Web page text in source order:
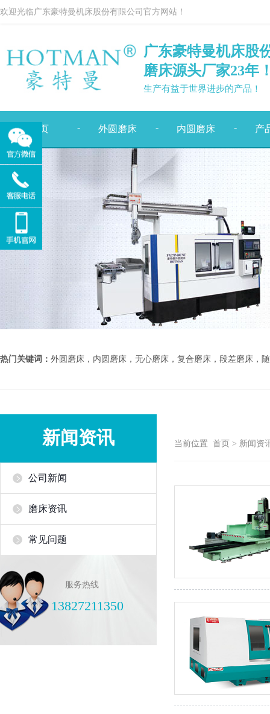
欢迎光临广东豪特曼机床股份有限公司官方网站！
广东豪特曼机床股
磨床源头厂家23年
生产有益于世界进步的产品！
首页 - 外圆磨床 - 内圆磨床 - 产
热门关键词： 外圆磨床，内圆磨床，无心磨床，复合磨床，段差磨床，
新闻资讯
公司新闻
磨床资讯
常见问题
服务热线
13827211350
当前位置 首页 > 新闻资